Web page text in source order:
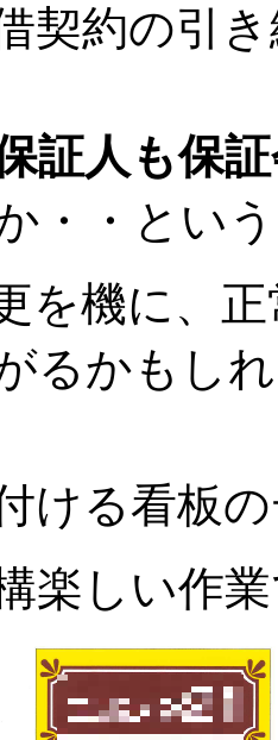
契約の引
証人も保
・・とい
を機に、
るかもし
ける看板
楽しい作